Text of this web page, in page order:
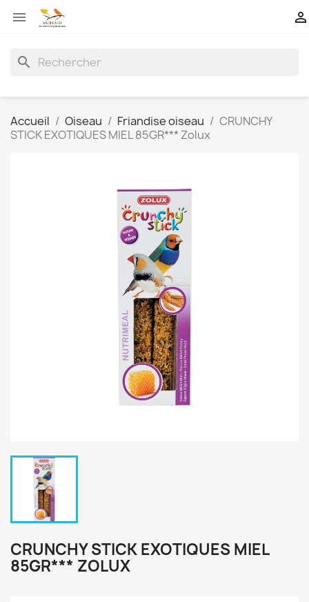
 
search
Accueil Oiseau Friandise oiseau
CRUNCHY
STICK EXOTIQUES MIEL 85GR*** Zolux
CRUNCHY STICK EXOTIQUES MIEL
85GR*** ZOLUX